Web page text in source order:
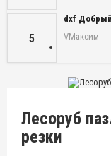
5
dxf
VМаксим
Лесоруб
резки